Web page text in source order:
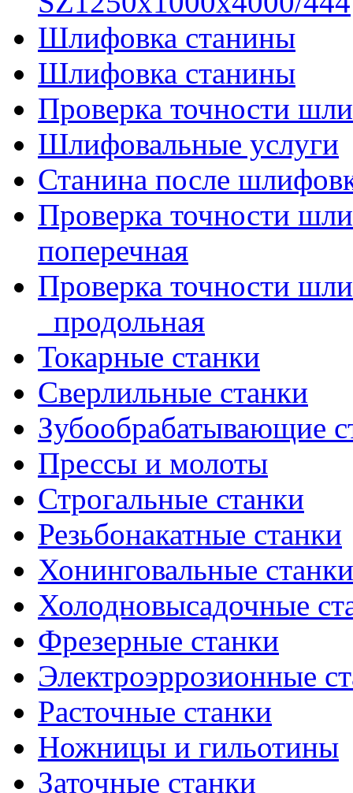
Шлифовка станины
Шлифовка станины
Проверка точности
Шлифовальные услуги
Станина после
Проверка точности
поперечная
Проверка точности
_продольная
Токарные станки
Сверлильные станки
Зубообрабатывающие
Прессы и молоты
Строгальные станки
Резьбонакатные станки
Хонинговальные станки
Холодновысадочные
Фрезерные станки
Электроэррозионные
Расточные станки
Ножницы и гильотины
Заточные станки